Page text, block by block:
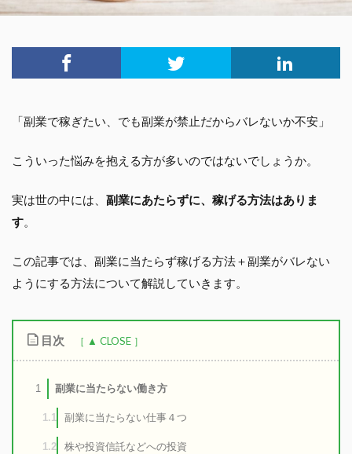
「副業で稼ぎたい、でも副業が禁止だからバレないか不安」
こういった悩みを抱える方が多いのではないでしょうか。
実は世の中には、 副業にあたらずに、稼げる方法はありま
す
この記事では、副業に当たらず稼げる方法＋副業がバレない
ようにする方法について解説していきます。
目次
1 副業に当たらない働き方
1.1 副業に当たらない仕事４つ
1.2 株や投資信託などへの投資